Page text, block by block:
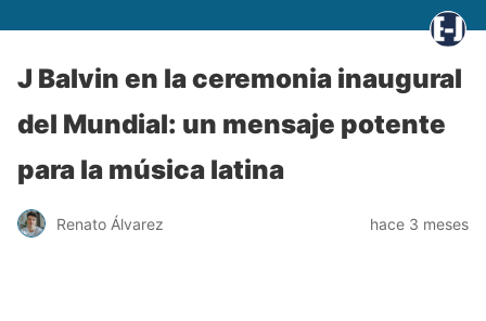
J Balvin en la ceremonia inaugural
del Mundial: un mensaje potente
para la música latina
Renato Álvarez hace 3 meses